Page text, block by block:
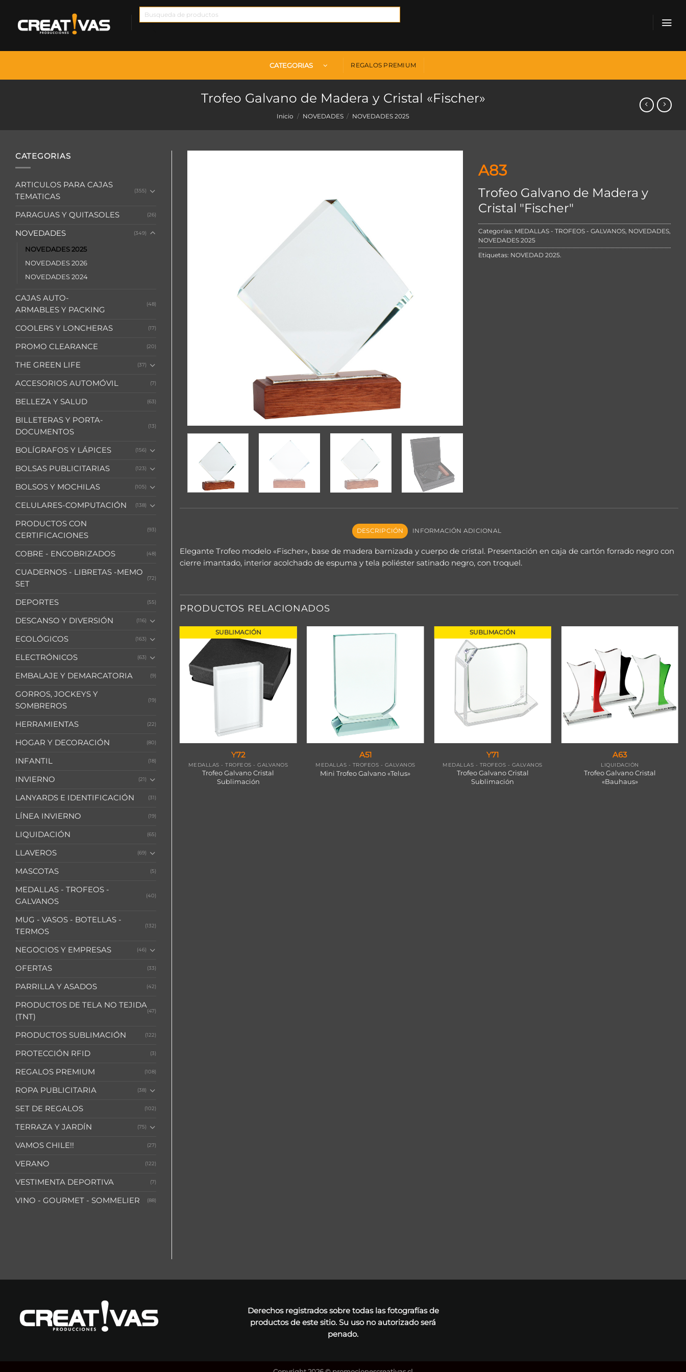
contenido
CATEGORIAS REGALOS PREMIUM
Trofeo Galvano de Madera y Cristal «Fischer»
Inicio / NOVEDADES / NOVEDADES 2025
CATEGORIAS
ARTICULOS PARA CAJAS
TEMATICAS
(355)
PARAGUAS Y QUITASOLES (26)
NOVEDADES (349)
NOVEDADES 2025
NOVEDADES 2026
NOVEDADES 2024
CAJAS AUTO-
ARMABLES Y PACKING
(48)
COOLERS Y LONCHERAS (17)
PROMO CLEARANCE (20)
THE GREEN LIFE (37)
ACCESORIOS AUTOMÓVIL (7)
BELLEZA Y SALUD (63)
BILLETERAS Y PORTA-
DOCUMENTOS
(13)
BOLÍGRAFOS Y LÁPICES (156)
BOLSAS PUBLICITARIAS (123)
BOLSOS Y MOCHILAS (105)
CELULARES-COMPUTACIÓN (138)
PRODUCTOS CON
CERTIFICACIONES
(93)
COBRE - ENCOBRIZADOS (48)
CUADERNOS - LIBRETAS -MEMO
SET
(72)
DEPORTES (55)
DESCANSO Y DIVERSIÓN (116)
ECOLÓGICOS (163)
ELECTRÓNICOS (63)
EMBALAJE Y DEMARCATORIA (9)
GORROS, JOCKEYS Y
SOMBREROS
(19)
HERRAMIENTAS (22)
HOGAR Y DECORACIÓN (80)
INFANTIL (18)
INVIERNO (21)
LANYARDS E IDENTIFICACIÓN (31)
LÍNEA INVIERNO (19)
LIQUIDACIÓN (65)
LLAVEROS (69)
MASCOTAS (5)
MEDALLAS - TROFEOS -
GALVANOS
(40)
MUG - VASOS - BOTELLAS -
TERMOS
(132)
NEGOCIOS Y EMPRESAS (46)
OFERTAS (33)
PARRILLA Y ASADOS (42)
PRODUCTOS DE TELA NO TEJIDA
(TNT)
(47)
PRODUCTOS SUBLIMACIÓN (122)
PROTECCIÓN RFID (3)
REGALOS PREMIUM (108)
ROPA PUBLICITARIA (38)
SET DE REGALOS (102)
TERRAZA Y JARDÍN (75)
VAMOS CHILE!! (27)
VERANO (122)
VESTIMENTA DEPORTIVA (7)
VINO - GOURMET - SOMMELIER (88)
A83
Trofeo Galvano de Madera y
Cristal "Fischer"
Categorías: MEDALLAS - TROFEOS - GALVANOS, NOVEDADES,
NOVEDADES 2025
Etiquetas: NOVEDAD 2025.
DESCRIPCIÓN INFORMACIÓN ADICIONAL
Elegante Trofeo modelo «Fischer», base de madera barnizada y cuerpo de cristal. Presentación en caja de cartón forrado negro con
cierre imantado, interior acolchado de espuma y tela poliéster satinado negro, con troquel.
PRODUCTOS RELACIONADOS
SUBLIMACIÓN
Y72
MEDALLAS - TROFEOS - GALVANOS
Trofeo Galvano Cristal
Sublimación
A51
MEDALLAS - TROFEOS - GALVANOS
Mini Trofeo Galvano «Telus»
SUBLIMACIÓN
Y71
MEDALLAS - TROFEOS - GALVANOS
Trofeo Galvano Cristal
Sublimación
A63
LIQUIDACIÓN
Trofeo Galvano Cristal
«Bauhaus»
MEDALLAS - TROFEOS - GALVANOS
Derechos registrados sobre todas las fotografías de
productos de este sitio. Su uso no autorizado será
penado.